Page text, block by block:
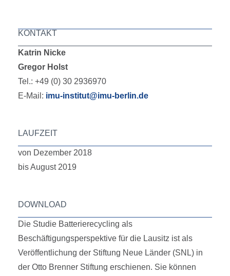
KONTAKT
Katrin Nicke
Gregor Holst
Tel.: +49 (0) 30 2936970
E-Mail: imu-institut@imu-berlin.de
LAUFZEIT
von Dezember 2018
bis August 2019
DOWNLOAD
Die Studie Batterierecycling als
Beschäftigungsperspektive für die Lausitz ist als
Veröffentlichung der Stiftung Neue Länder (SNL) in
der Otto Brenner Stiftung erschienen. Sie können